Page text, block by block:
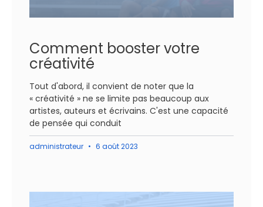
Comment booster votre
créativité
Tout d'abord, il convient de noter que la
« créativité » ne se limite pas beaucoup aux
artistes, auteurs et écrivains. C'est une capacité
de pensée qui conduit
administrateur 6 août 2023